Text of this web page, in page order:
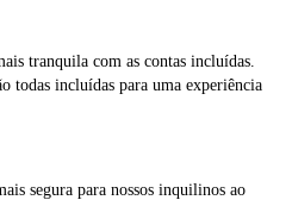
tranquila com as contas incluídas.
todas incluídas para uma experiência
segura para nossos inquilinos ao